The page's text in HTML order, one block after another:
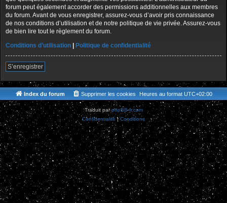
forum peut également accorder des permissions additionnelles aux membres
du forum. Avant de vous enregistrer, assurez-vous d’avoir pris connaissance
de nos conditions d’utilisation et de notre politique de vie privée. Assurez-vous
de bien lire tout le règlement du forum.
Conditions d’utilisation
Politique de confidentialité
S’enregistrer
Index du forum Heures au format UTC+02:00
Supprimer les cookies
Traduit parphpBB-fr.com
Confidentialité |Conditions